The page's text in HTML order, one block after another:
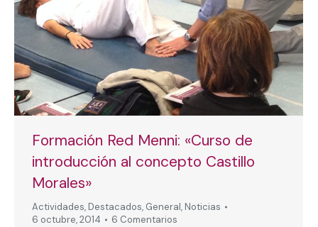
Formación Red Menni: «Curso de
introducción al concepto Castillo
Morales»
Actividades, Destacados, General, Noticias
6 octubre, 2014
6 Comentarios